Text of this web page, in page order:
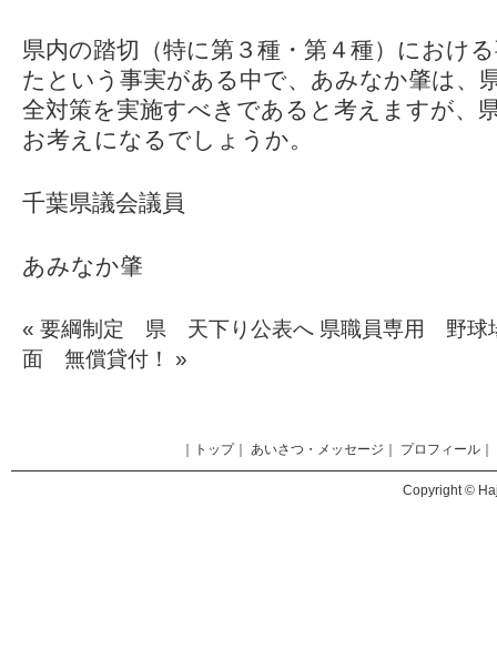
県内の踏切（特に第３種・第４種）におけ
たという事実がある中で、あみなか肇は、
全対策を実施すべきであると考えますが、
お考えになるでしょうか。
千葉県議会議員
あみなか肇
« 要綱制定 県 天下り公表へ 県職員専用 野球
面 無償貸付！
»
トップ｜ あいさつ・メッセージ プロフィール
Copyright ©